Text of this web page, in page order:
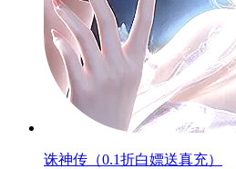
诛神传（0.1折白嫖送真充）